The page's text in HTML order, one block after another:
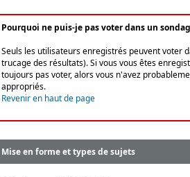
Pourquoi ne puis-je pas voter dans un
Seuls les utilisateurs enregistrés peuvent voter
trucage des résultats). Si vous vous êtes
toujours pas voter, alors vous n'avez
appropriés.
Revenir en haut de page
Mise en forme et types de sujets